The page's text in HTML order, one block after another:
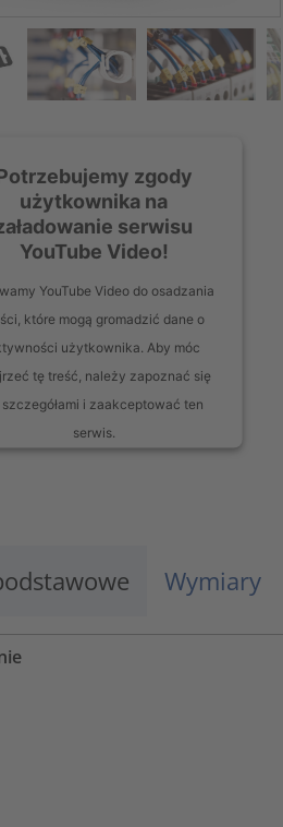
zgody
użytkownika na
serwisu
YouTube Video!
YouTube Video do osadzania
które mogą gromadzić dane o
użytkownika. Aby móc
tę treść, należy zapoznać się
szczegółami i zaakceptować ten
serwis.
powered byUsercentrics ConsentWymiary